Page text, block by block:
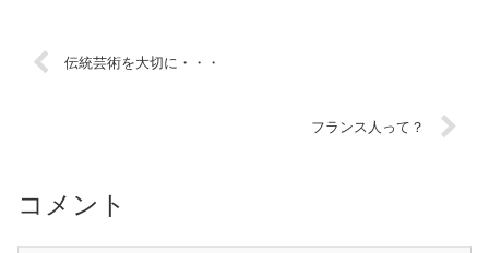
伝統芸術を大切に・・・
フランス人って？
コメント